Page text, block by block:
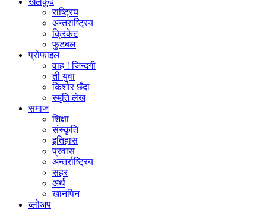
राष्ट्रिय
अन्तराष्ट्रिय
क्रिकेट
फुटबल
प्रोफाइल
वाह ! जिन्दगी
ती युवा
किशोर छँदा
स्मृति लेख
समाज
शिक्षा
संस्कृति
इतिहास
प्रवास
अन्तर्राष्ट्रिय
सहर
अर्थ
खानपिन
ब्लोअप